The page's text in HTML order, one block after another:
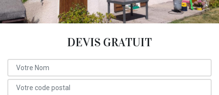
DEVIS GRATUIT